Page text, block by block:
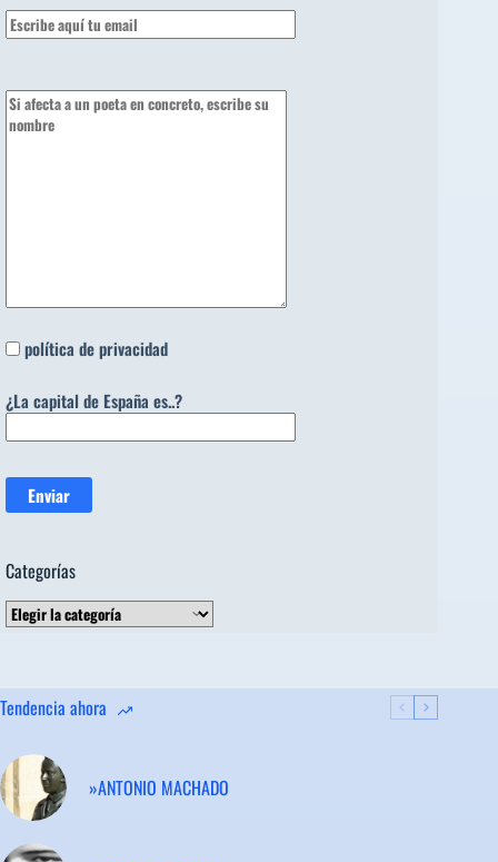
política de privacidad
¿La capital de España es..?
Categorías
Categorías
Tendencia ahora
»ANTONIO MACHADO